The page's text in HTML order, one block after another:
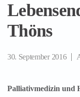
Thöns
30. September 2016
Palliativmedizin und